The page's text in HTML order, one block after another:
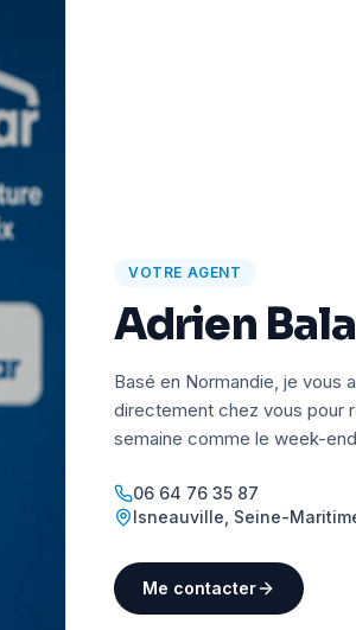
VOTRE AGENT
Adrien
Basé en Normandie, je vous
directement chez vous pour
semaine comme le week-
06 64 76 35 87
Isneauville Seine-
Me contacter